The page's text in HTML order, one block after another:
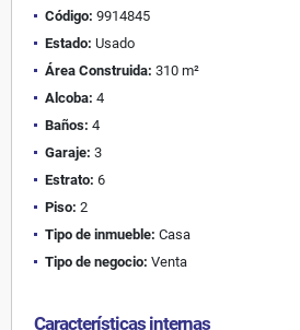
Código: 9914845
Estado: Usado
Área Construida: 310 m²
Alcoba: 4
Baños: 4
Garaje: 3
Estrato: 6
Piso: 2
Tipo de inmueble: Casa
Tipo de negocio: Venta
Características internas